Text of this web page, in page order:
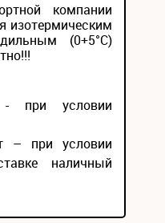
компании
изотермическим
(0+5°С)
- при условии
– при условии
наличный